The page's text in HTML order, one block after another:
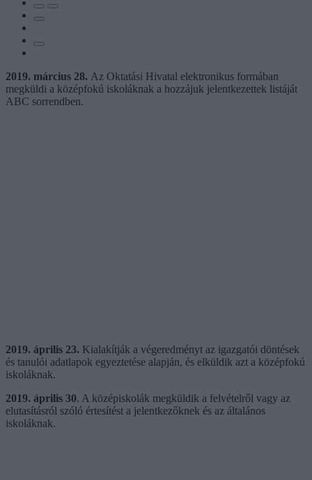
2019. március 28. Az Oktatási Hivatal elektronikus formában
megküldi a középfokú iskoláknak a hozzájuk jelentkezettek listáját
ABC sorrendben.
2019. április 23. Kialakítják a végeredményt az igazgatói döntések
és tanulói adatlapok egyeztetése alapján, és elküldik azt a középfokú
iskoláknak.
2019. április 30. A középiskolák megküldik a felvételről vagy az
elutasításról szóló értesítést a jelentkezőknek és az általános
iskoláknak.